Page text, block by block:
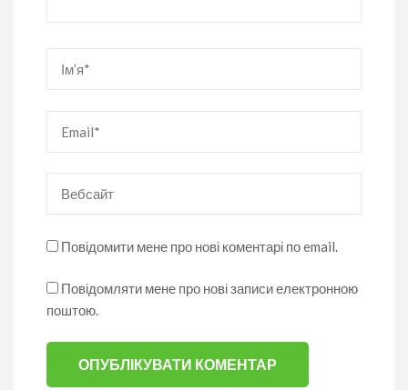
Повідомити мене про нові коментарі по email.
Повідомляти мене про нові записи електронною
поштою.